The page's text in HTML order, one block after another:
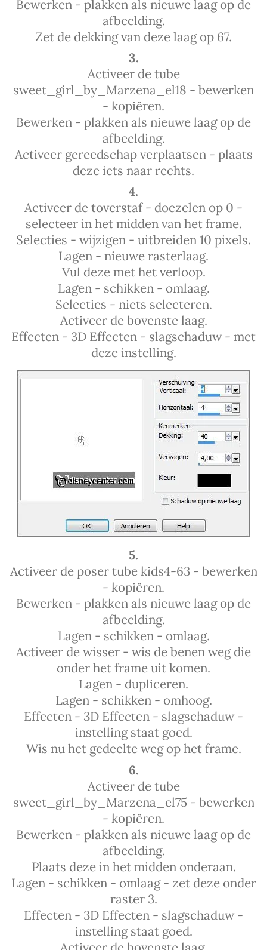
Bewerken - plakken als nieuwe laag op de
afbeelding.
Zet de dekking van deze laag op 67.
3.
Activeer de tube
sweet_girl_by_Marzena_el18 - bewerken
- kopiëren.
Bewerken - plakken als nieuwe laag op de
afbeelding.
Activeer gereedschap verplaatsen - plaats
deze iets naar rechts.
4.
Activeer de toverstaf - doezelen op 0 -
selecteer in het midden van het frame.
Selecties - wijzigen - uitbreiden 10 pixels.
Lagen - nieuwe rasterlaag.
Vul deze met het verloop.
Lagen - schikken - omlaag.
Selecties - niets selecteren.
Activeer de bovenste laag.
Effecten - 3D Effecten - slagschaduw - met
deze instelling.
5.
Activeer de poser tube kids4-63 - bewerken
- kopiëren.
Bewerken - plakken als nieuwe laag op de
afbeelding.
Lagen - schikken - omlaag.
Activeer de wisser - wis de benen weg die
onder het frame uit komen.
Lagen - dupliceren.
Lagen - schikken - omhoog.
Effecten - 3D Effecten - slagschaduw -
instelling staat goed.
Wis nu het gedeelte weg op het frame.
6.
Activeer de tube
sweet_girl_by_Marzena_el75 - bewerken
- kopiëren.
Bewerken - plakken als nieuwe laag op de
afbeelding.
Plaats deze in het midden onderaan.
Lagen - schikken - omlaag - zet deze onder
raster 3.
Effecten - 3D Effecten - slagschaduw -
instelling staat goed.